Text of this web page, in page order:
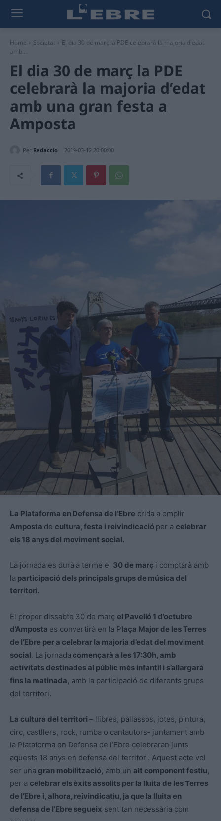
Home Societat
El dia 30 de març la PDE celebrarà la majoria d'edat
amb...
El dia 30 de març la PDE
celebrarà la majoria d’edat
amb una gran festa a
Amposta
Per Redaccio 2019-03-12 20:00:00
La Plataforma en Defensa de l’Ebre crida a omplir
Amposta de cultura, festa i reivindicació per a celebrar
els 18 anys del moviment social.
La jornada es durà a terme el 30 de març i comptarà amb
la participació dels principals grups de música del
territori.
El proper dissabte 30 de març el Pavelló 1 d’octubre
d’Amposta es convertirà en la Plaça Major de les Terres
de l’Ebre per a celebrar la majoria d’edat del moviment
social. La jornada començarà a les 17:30h, amb
activitats destinades al públic més infantil i s’allargarà
fins la matinada, amb la participació de diferents grups
del territori.
La cultura del territori – llibres, pallassos, jotes, pintura,
circ, castllers, rock, rumba o cantautors- juntament amb
la Plataforma en Defensa de l’Ebre celebraran junts
aquests 18 anys en defensa del territori. Aquest acte vol
ser una gran mobilització, amb un alt component festiu,
per a celebrar els èxits assolits per la lluita de les Terres
de l’Ebre i, alhora, reivindicatiu, ja que la lluita en
defensa de l’Ebre segueix sent tan necessària com